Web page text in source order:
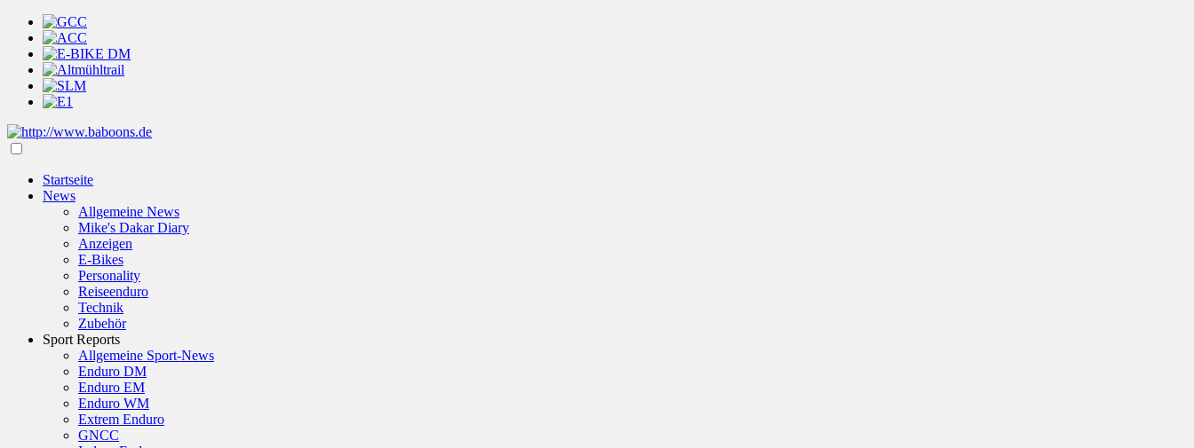
Startseite
News
Allgemeine News
Mike's Dakar Diary
Anzeigen
E-Bikes
Personality
Reiseenduro
Technik
Zubehör
Sport Reports
Allgemeine Sport-News
Enduro DM
Enduro EM
Enduro WM
Extrem Enduro
GNCC